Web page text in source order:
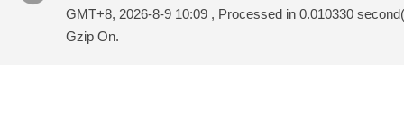
GMT+8, 2026-8-9 10:09 , Processed in 0.010330
Gzip On.